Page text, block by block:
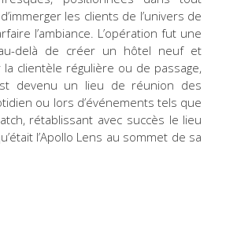
les clients de l’univers de
l’ambiance. L’opération fut une
delà de créer un hôtel neuf et
clientèle régulière ou de passage,
devenu un lieu de réunion des
ou lors d’événements tels que
rétablissant avec succès le lieu
l’Apollo Lens au sommet de sa